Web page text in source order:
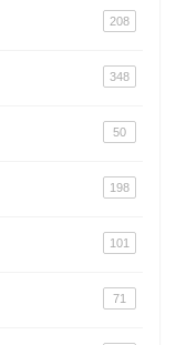
208
348
50
198
101
71